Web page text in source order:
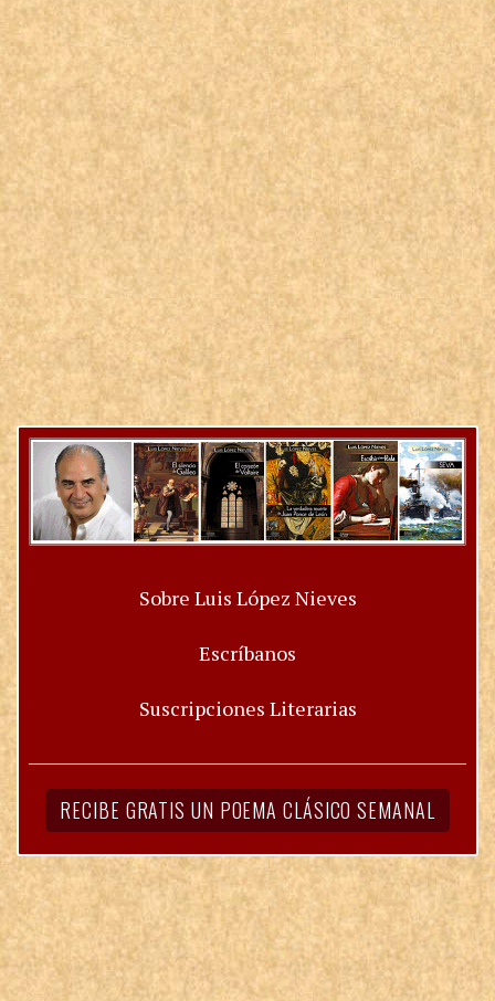
Sobre Luis López Nieves
Escríbanos
Suscripciones Literarias
RECIBE GRATIS UN POEMA CLÁSICO SEMANAL